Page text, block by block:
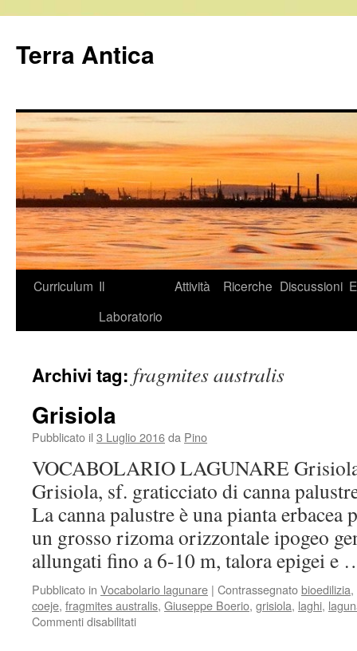
contenuto
Terra Antica
Curriculum Il
Laboratorio
Attività Ricerche Discussioni
Archivi tag: fragmites australis
Grisiola
Pubblicato il 3 Luglio 2016da Pino
VOCABOLARIO LAGUNARE
Grisiola, sf. graticciato di canna
La canna palustre è una pianta erbacea
un grosso rizoma orizzontale ipogeo
allungati fino a 6-10 m, talora epigei
Pubblicato in Vocabolario lagunare | Contrassegnatobioedilizia,
coeje, fragmites australis, Giuseppe Boerio, grisiola, laghi,
Commenti disabilitati